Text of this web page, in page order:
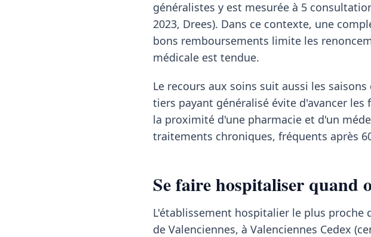
généralistes y est mesurée à 5
2023, Drees). Dans ce contexte, une
bons remboursements limite les
médicale est tendue.
Le recours aux soins suit aussi les
tiers payant généralisé évite d'avancer les
la proximité d'une pharmacie et d'un
traitements chroniques, fréquents après
Se faire hospitaliser quand
L'établissement hospitalier le plus proche
de Valenciennes, à Valenciennes Cedex